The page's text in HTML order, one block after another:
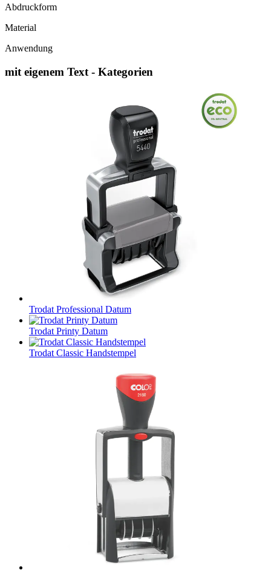
Abdruckform
Material
Anwendung
mit eigenem Text - Kategorien
Trodat Professional Datum
Trodat Printy Datum
Trodat Classic Handstempel